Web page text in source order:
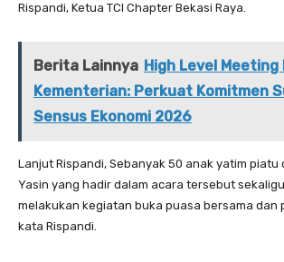
Rispandi, Ketua TCI Chapter Bekasi Raya.
Berita Lainnya High Level
Kementerian: Perkuat Komitmen
Sensus Ekonomi 2026
Lanjut Rispandi, Sebanyak 50 anak yatim piatu
Yasin yang hadir dalam acara tersebut
melakukan kegiatan buka puasa bersama dan
kata Rispandi.